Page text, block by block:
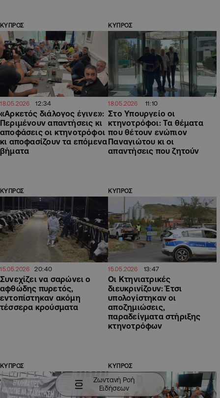
ΚΥΠΡΟΣ
18.05.2026 12:34
«Αρκετός διάλογος έγινε»:
Περιμένουν απαντήσεις κι
αποφάσεις οι κτηνοτρόφοι
κι αποφασίζουν τα επόμενα
βήματα
ΚΥΠΡΟΣ
18.05.2026 11:10
Στο Υπουργείο οι
κτηνοτρόφοι: Τα θέματα
που θέτουν ενώπιον
Παναγιώτου κι οι
απαντήσεις που ζητούν
ΚΥΠΡΟΣ
15.05.2026 20:40
Συνεχίζει να σαρώνει ο
αφθώδης πυρετός,
εντοπίστηκαν ακόμη
τέσσερα κρούσματα
ΚΥΠΡΟΣ
15.05.2026 13:47
Οι Κτηνιατρικές
διευκρινίζουν: Έτσι
υπολογίστηκαν οι
αποζημιώσεις,
παραδείγματα στήριξης
κτηνοτρόφων
ΚΥΠΡΟΣ ΚΥΠΡΟΣ
Ζωντανή Ροή
Ειδήσεων